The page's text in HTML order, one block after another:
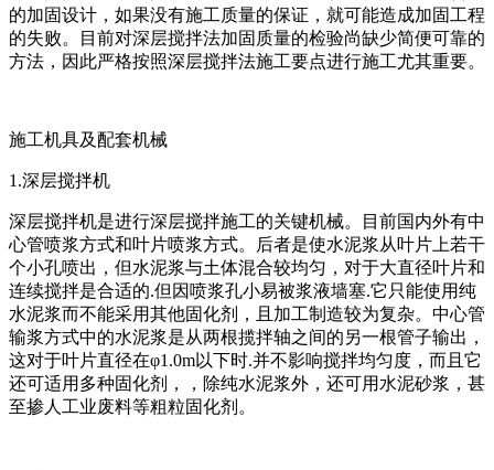
的加固设计，如果没有施工质量的保证，就可能造成加固工程
的失败。目前对深层搅拌法加固质量的检验尚缺少简便可靠的
方法，因此严格按照深层搅拌法施工要点进行施工尤其重要。
施工机具及配套机械
1.深层搅拌机
深层搅拌机是进行深层搅拌施工的关键机械。目前国内外有中
心管喷浆方式和叶片喷浆方式。后者是使水泥浆从叶片上若干
个小孔喷出，但水泥浆与土体混合较均匀，对于大直径叶片和
连续搅拌是合适的.但因喷浆孔小易被浆液墙塞.它只能使用纯
水泥浆而不能采用其他固化剂，且加工制造较为复杂。中心管
输浆方式中的水泥浆是从两根揽拌轴之间的另一根管子输出，
这对于叶片直径在φ1.0m以下时.并不影响搅拌均匀度，而且它
还可适用多种固化剂，，除纯水泥浆外，还可用水泥砂浆，甚
至掺人工业废料等粗粒固化剂。